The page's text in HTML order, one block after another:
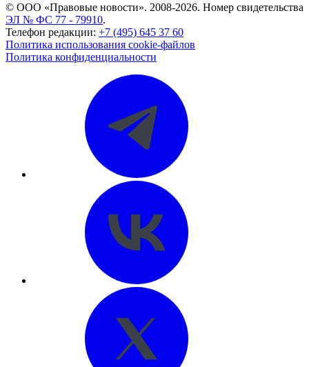
© ООО «Правовые новости». 2008-2026. Номер свидетельства
ЭЛ № ФС 77 - 79910.
Телефон редакции: +7 (495) 645 37 60
Политика использования cookie-файлов
Политика конфиденциальности